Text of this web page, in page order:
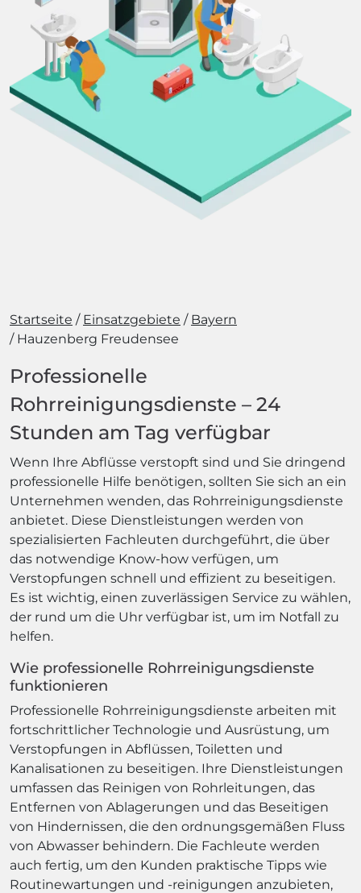
Startseite Einsatzgebiete
Bayern
Hauzenberg Freudensee
Professionelle
Rohrreinigungsdienste – 24
Stunden am Tag verfügbar
Wenn Ihre Abflüsse verstopft sind und Sie dringend
professionelle Hilfe benötigen, sollten Sie sich an ein
Unternehmen wenden, das Rohrreinigungsdienste
anbietet. Diese Dienstleistungen werden von
spezialisierten Fachleuten durchgeführt, die über
das notwendige Know-how verfügen, um
Verstopfungen schnell und effizient zu beseitigen.
Es ist wichtig, einen zuverlässigen Service zu wählen,
der rund um die Uhr verfügbar ist, um im Notfall zu
helfen.
Wie professionelle Rohrreinigungsdienste
funktionieren
Professionelle Rohrreinigungsdienste arbeiten mit
fortschrittlicher Technologie und Ausrüstung, um
Verstopfungen in Abflüssen, Toiletten und
Kanalisationen zu beseitigen. Ihre Dienstleistungen
umfassen das Reinigen von Rohrleitungen, das
Entfernen von Ablagerungen und das Beseitigen
von Hindernissen, die den ordnungsgemäßen Fluss
von Abwasser behindern. Die Fachleute werden
auch fertig, um den Kunden praktische Tipps wie
Routinewartungen und -reinigungen anzubieten,